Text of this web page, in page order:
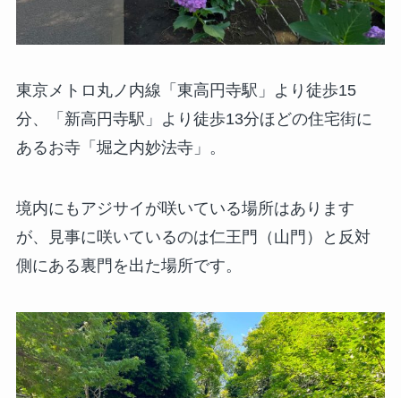
東京メトロ丸ノ内線「東高円寺駅」より徒歩15
分、「新高円寺駅」より徒歩13分ほどの住宅街に
あるお寺「堀之内妙法寺」。
境内にもアジサイが咲いている場所はあります
が、見事に咲いているのは仁王門（山門）と反対
側にある裏門を出た場所です。